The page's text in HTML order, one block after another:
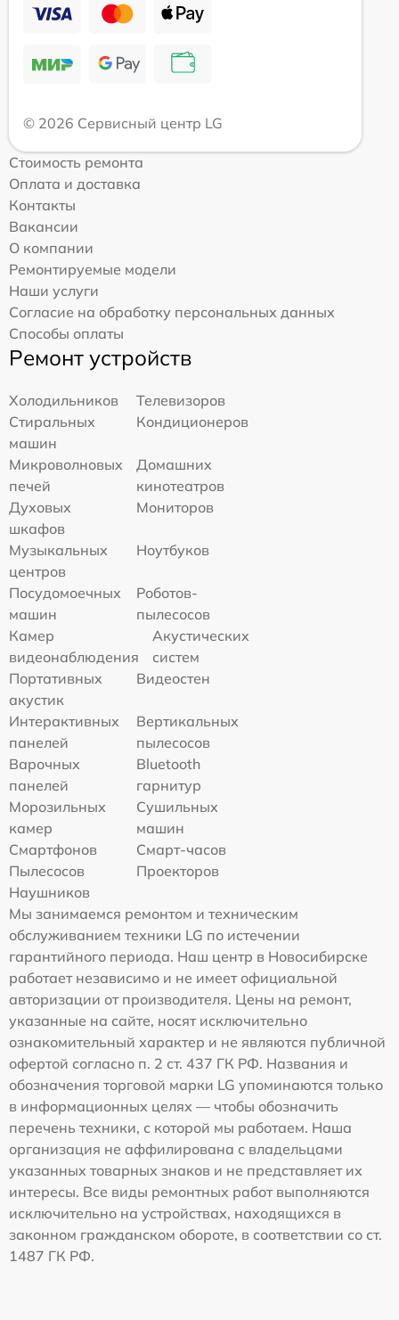
© 2026 Сервисный центр LG
Стоимость ремонта
Оплата и доставка
Контакты
Вакансии
О компании
Ремонтируемые модели
Наши услуги
Согласие на обработку персональных данных
Способы оплаты
Ремонт устройств
Холодильников
Телевизоров
Стиральных
машин
Кондиционеров
Микроволновых
печей
Домашних
кинотеатров
Духовых
шкафов
Мониторов
Музыкальных
центров
Ноутбуков
Посудомоечных
машин
Роботов-
пылесосов
Камер
видеонаблюдения
Акустических
систем
Портативных
акустик
Видеостен
Интерактивных
панелей
Вертикальных
пылесосов
Варочных
панелей
Bluetooth
гарнитур
Морозильных
камер
Сушильных
машин
Смартфонов
Смарт-часов
Пылесосов
Проекторов
Наушников
Мы занимаемся ремонтом и техническим
обслуживанием техники LG по истечении
гарантийного периода. Наш центр в Новосибирске
работает независимо и не имеет официальной
авторизации от производителя. Цены на ремонт,
указанные на сайте, носят исключительно
ознакомительный характер и не являются публичной
офертой согласно п. 2 ст. 437 ГК РФ. Названия и
обозначения торговой марки LG упоминаются только
в информационных целях — чтобы обозначить
перечень техники, с которой мы работаем. Наша
организация не аффилирована с владельцами
указанных товарных знаков и не представляет их
интересы. Все виды ремонтных работ выполняются
исключительно на устройствах, находящихся в
законном гражданском обороте, в соответствии со ст.
1487 ГК РФ.